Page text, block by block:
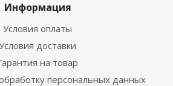
Информация
Условия оплаты
доставки
на товар
персональных данных